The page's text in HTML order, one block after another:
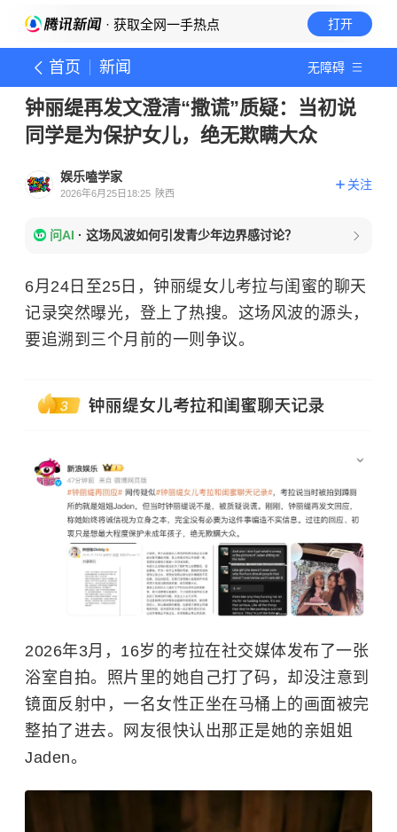
· 获取全网一手热点 打开
首页 新闻 无障碍
钟丽缇再发文澄清“撒谎”质疑：当初说
同学是为保护女儿，绝无欺瞒大众
娱乐嗑学家
2026年6月25日18:25 陕西
关注
问AI · 这场风波如何引发青少年边界感讨论？
6月24日至25日，钟丽缇女儿考拉与闺蜜的聊天
记录突然曝光，登上了热搜。这场风波的源头，
要追溯到三个月前的一则争议。
2026年3月，16岁的考拉在社交媒体发布了一张
浴室自拍。照片里的她自己打了码，却没注意到
镜面反射中，一名女性正坐在马桶上的画面被完
整拍了进去。网友很快认出那正是她的亲姐姐
Jaden。